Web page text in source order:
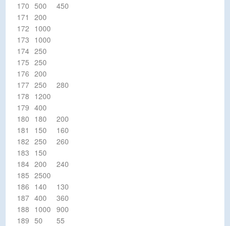
170 500
450
171
200
172 1000
173 1000
174 250
175 250
176 200
177 250
280
178 1200
179 400
180 180
200
181
150
160
182 250
260
183 150
184 200
240
185 2500
186 140
130
187 400
360
188 1000
900
189 50
55